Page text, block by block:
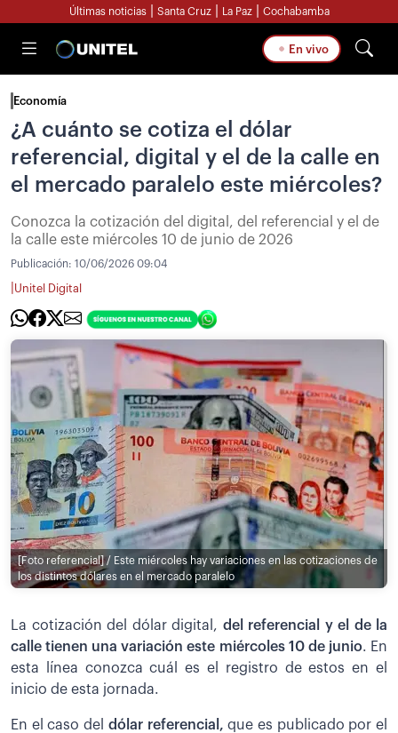
Últimas noticias Santa Cruz La Paz Cochabamba
En vivo
Economía
¿A cuánto se cotiza el dólar
referencial, digital y el de la calle en
el mercado paralelo este miércoles?
Conozca la cotización del digital, del referencial y el de
la calle este miércoles 10 de junio de 2026
Publicación: 10/06/2026 09:04
Unitel Digital
[Foto referencial] / Este miércoles hay variaciones en las cotizaciones de
los distintos dólares en el mercado paralelo
La cotización del dólar digital, del referencial y el de la
calle tienen una variación este miércoles 10 de junio. En
esta línea conozca cuál es el registro de estos en el
inicio de esta jornada.
En el caso del dólar referencial, que es publicado por el